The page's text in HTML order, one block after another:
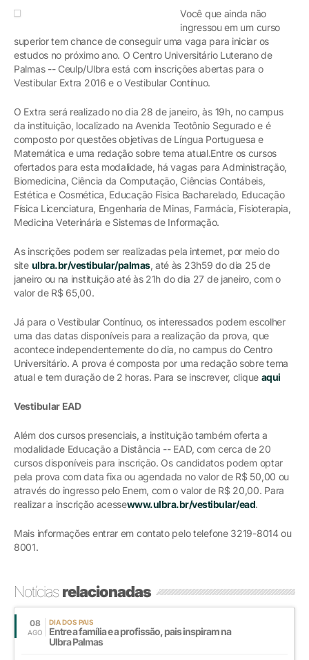
Você que ainda não
ingressou em um curso
superior tem chance de conseguir uma vaga para iniciar os
estudos no próximo ano. O Centro Universitário Luterano de
Palmas -- Ceulp/Ulbra está com inscrições abertas para o
Vestibular Extra 2016 e o Vestibular Contínuo.
O Extra será realizado no dia 28 de janeiro, às 19h, no campus
da instituição, localizado na Avenida Teotônio Segurado e é
composto por questões objetivas de Língua Portuguesa e
Matemática e uma redação sobre tema atual.Entre os cursos
ofertados para esta modalidade, há vagas para Administração,
Biomedicina, Ciência da Computação, Ciências Contábeis,
Estética e Cosmética, Educação Física Bacharelado, Educação
Física Licenciatura, Engenharia de Minas, Farmácia, Fisioterapia,
Medicina Veterinária e Sistemas de Informação.
As inscrições podem ser realizadas pela internet, por meio do
site ulbra.br/vestibular/palmas, até às 23h59 do dia 25 de
janeiro ou na instituição até às 21h do dia 27 de janeiro, com o
valor de R$ 65,00.
Já para o Vestibular Contínuo, os interessados podem escolher
uma das datas disponíveis para a realização da prova, que
acontece independentemente do dia, no campus do Centro
Universitário. A prova é composta por uma redação sobre tema
atual e tem duração de 2 horas. Para se inscrever, clique aqui
Vestibular EAD
Além dos cursos presenciais, a instituição também oferta a
modalidade Educação a Distância -- EAD, com cerca de 20
cursos disponíveis para inscrição. Os candidatos podem optar
pela prova com data fixa ou agendada no valor de R$ 50,00 ou
através do ingresso pelo Enem, com o valor de R$ 20,00. Para
realizar a inscrição acessewww.ulbra.br/vestibular/ead.
Mais informações entrar em contato pelo telefone 3219-8014 ou
8001.
Notíciasrelacionadas
08
AGO
DIA DOS PAIS
Entre a família e a profissão, pais inspiram na
Ulbra Palmas